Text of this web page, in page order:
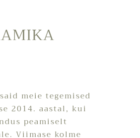
meie tegemised
2014. aastal, kui
peamiselt
Viimase kolme